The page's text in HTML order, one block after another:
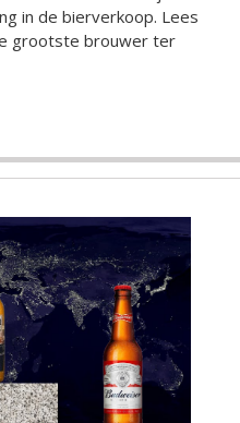
in de bierverkoop. Lees
grootste brouwer ter